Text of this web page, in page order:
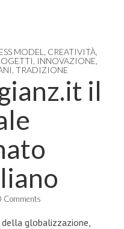
MODEL CREATIVITÀ
INNOVAZIONE
TRADIZIONE
il
Comments
della globalizzazione,